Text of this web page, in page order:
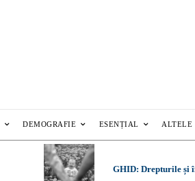
DEMOGRAFIE ESENȚIAL ALTELE
GHID: Drepturile